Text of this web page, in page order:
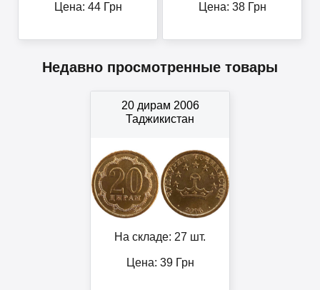
Цена: 44Грн Цена: 38Грн
Недавно просмотренные товары
20 дирам 2006
Таджикистан
На складе: 27 шт.
Цена: 39Грн